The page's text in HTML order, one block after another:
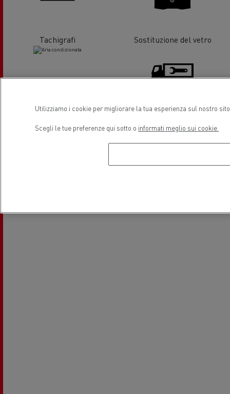
Tachigrafi Sostituzione del vetro
Utilizziamo i cookie per migliorare la tua esperienza sul nostro
Scegli le tue preferenze qui sotto o informati meglio sui cookie.